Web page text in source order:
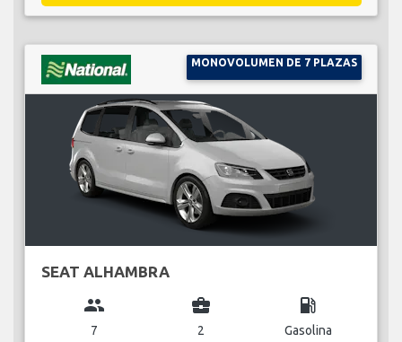
MONOVOLUMEN DE 7 PLAZAS
SEAT ALHAMBRA
group
7
business_center
2
local_gas_station
Gasolina